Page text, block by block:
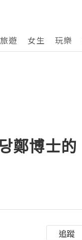
旅遊 女生 玩樂
鄭博士的
追蹤